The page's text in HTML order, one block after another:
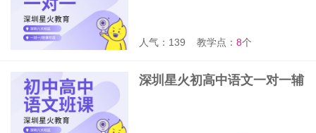
人气：139 教学点：8个
深圳星火初高中语文一对一辅